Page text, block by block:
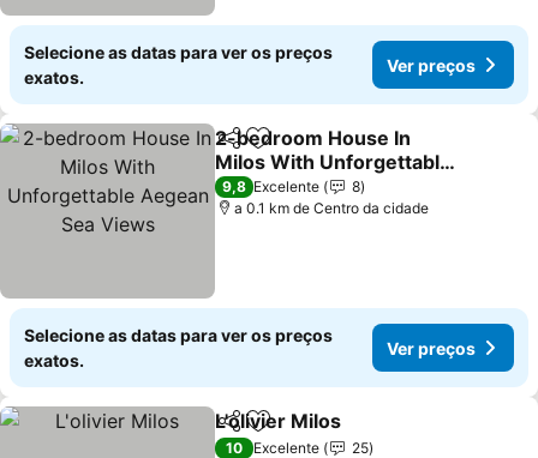
Selecione as datas para ver os preços
exatos.
Ver preços
PartilharAdicionar aos favoritos
2-bedroom House In
Milos With Unforgettable
Aegean Sea Views
9,8 Excelente
8
a 0.1 km de Centro da cidade
Selecione as datas para ver os preços
exatos.
Ver preços
PartilharAdicionar aos favoritos
L'olivier Milos
10 Excelente
25